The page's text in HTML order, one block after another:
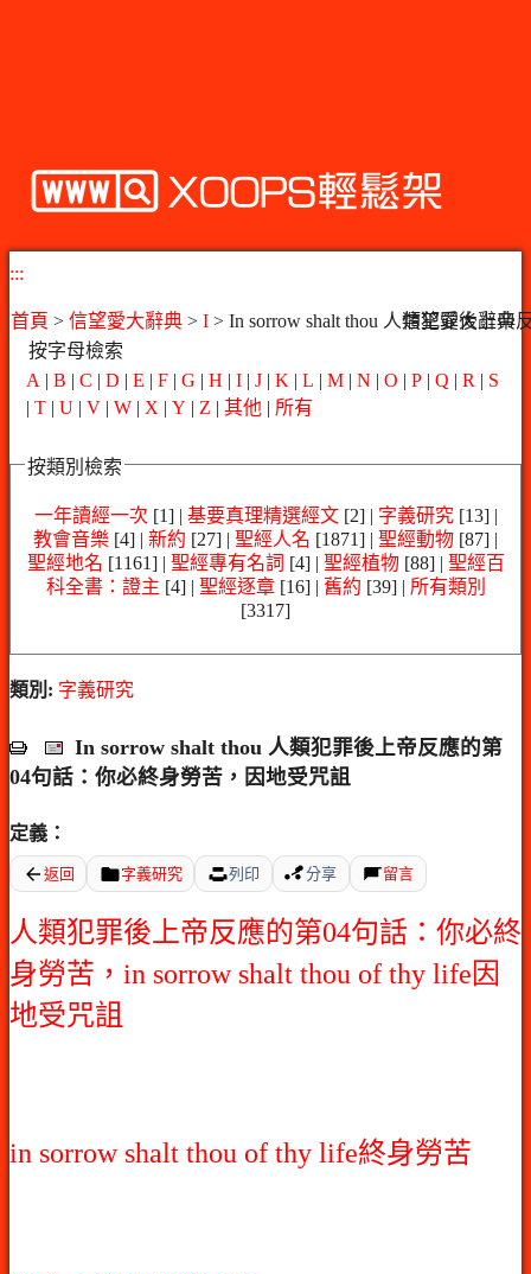
:::
首頁 > 信望愛大辭典 > I > In sorrow shalt thou 人類犯罪後上
信望愛大辭典
按字母檢索
A | B | C | D | E | F | G | H | I | J | K | L | M | N | O | P | Q | R | S
| T | U | V | W | X | Y | Z | 其他 | 所有
按類別檢索
一年讀經一次 [1] | 基要真理精選經文 [2] | 字義研究 [13] |
教會音樂 [4] | 新約 [27] | 聖經人名 [1871] | 聖經動物 [87] |
聖經地名 [1161] | 聖經專有名詞 [4] | 聖經植物 [88] | 聖經百
科全書：證主 [4] | 聖經逐章 [16] | 舊約 [39] | 所有類別
[3317]
類別: 字義研究
In sorrow shalt thou 人類犯罪後上帝反應的第
04句話：你必終身勞苦，因地受咒詛
定義：
返回 字義研究 列印 分享 留言
人類犯罪後上帝反應的第04句話：你必終
身勞苦，in sorrow shalt thou of thy life因
地受咒詛
in sorrow shalt thou of thy life終身勞苦